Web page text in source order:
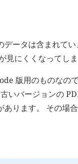
データは含まれて
見にくくなってし
版用のものなの
いバージョンの
あります。 その場